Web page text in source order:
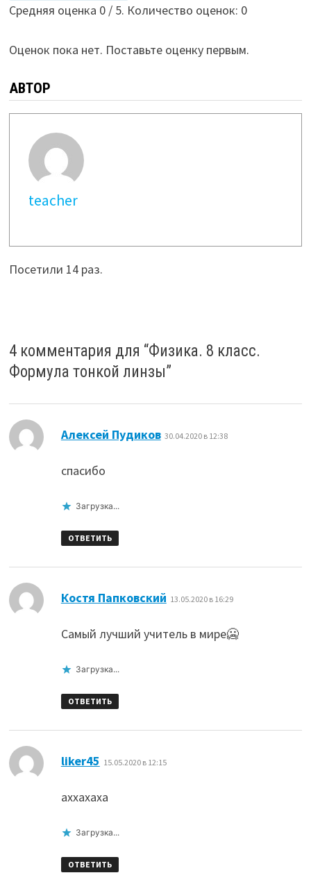
Средняя оценка 0/ 5. Количество оценок: 0
Оценок пока нет. Поставьте оценку первым.
АВТОР
teacher
Посетили 14 раз.
4 комментария для “Физика. 8 класс.
Формула тонкой линзы”
Алексей Пудиков: 30.04.2020 в 12:38
спасибо
Загрузка...
ОТВЕТИТЬ
Костя Папковский 13.05.2020 в 16:29
Самый лучший учитель в мире🥶
Загрузка...
ОТВЕТИТЬ
liker45 15.05.2020 в 12:15
аххахаха
Загрузка...
ОТВЕТИТЬ